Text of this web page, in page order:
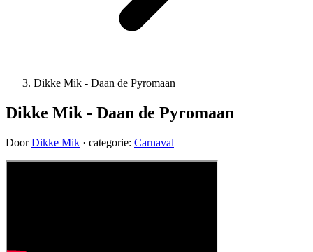
Dikke Mik - Daan de Pyromaan
Dikke Mik - Daan de Pyromaan
DoorDikke Mik · categorie: Carnaval